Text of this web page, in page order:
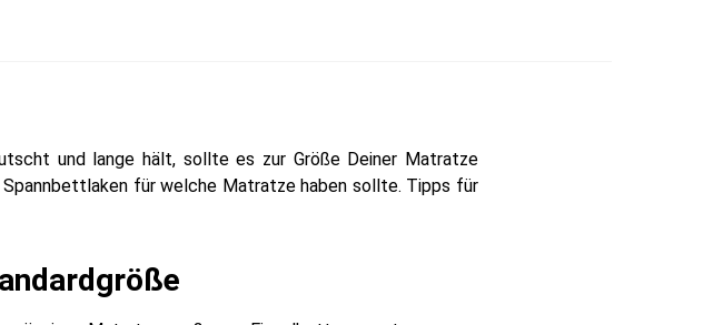
und lange hält, sollte es zur Größe Deiner Matratze
Spannbettlaken für welche Matratze haben sollte. Tipps für